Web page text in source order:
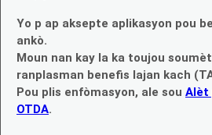
Yo p ap aksepte aplikasyon pou
ankò.
Moun nan kay la ka toujou
ranplasman benefis lajan kach
Pou plis enfòmasyon, ale sou Alèt
OTDA.